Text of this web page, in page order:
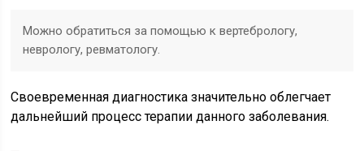
Можно обратиться за помощью к вертебрологу,
неврологу, ревматологу.
Своевременная диагностика значительно облегчает
дальнейший процесс терапии данного заболевания.